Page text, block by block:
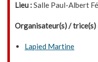
Lieu :Salle Paul-Albert
Organisateur(s) / trice(s)
Lapied Martine